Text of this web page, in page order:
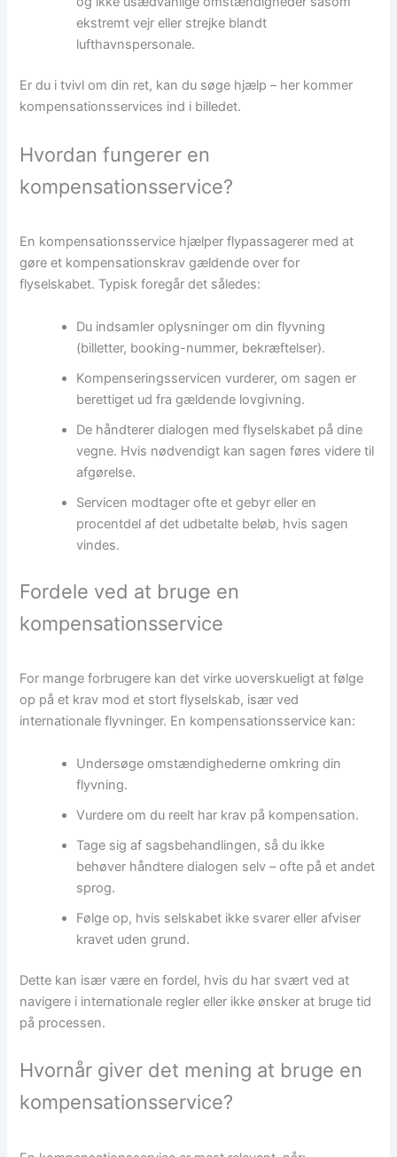
ekstremt vejr eller strejke blandt
lufthavnspersonale.
Er du i tvivl om din ret, kan du søge hjælp – her kommer
kompensationsservices ind i billedet.
Hvordan fungerer en
kompensationsservice?
En kompensationsservice hjælper flypassagerer med at
gøre et kompensationskrav gældende over for
flyselskabet. Typisk foregår det således:
Du indsamler oplysninger om din flyvning
(billetter, booking-nummer, bekræftelser).
Kompenseringsservicen vurderer, om sagen er
berettiget ud fra gældende lovgivning.
De håndterer dialogen med flyselskabet på dine
vegne. Hvis nødvendigt kan sagen føres videre til
afgørelse.
Servicen modtager ofte et gebyr eller en
procentdel af det udbetalte beløb, hvis sagen
vindes.
Fordele ved at bruge en
kompensationsservice
For mange forbrugere kan det virke uoverskueligt at følge
op på et krav mod et stort flyselskab, især ved
internationale flyvninger. En kompensationsservice kan:
Undersøge omstændighederne omkring din
flyvning.
Vurdere om du reelt har krav på kompensation.
Tage sig af sagsbehandlingen, så du ikke
behøver håndtere dialogen selv – ofte på et andet
sprog.
Følge op, hvis selskabet ikke svarer eller afviser
kravet uden grund.
Dette kan især være en fordel, hvis du har svært ved at
navigere i internationale regler eller ikke ønsker at bruge tid
på processen.
Hvornår giver det mening at bruge en
kompensationsservice?